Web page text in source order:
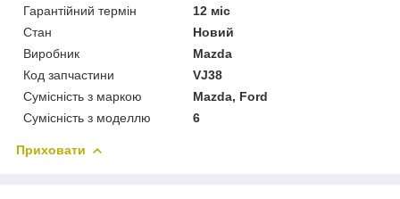
Гарантійний термін
12 міс
Стан
Новий
Виробник
Mazda
Код запчастини
VJ38
Сумісність з маркою
Mazda, Ford
Сумісність з моделлю
6
Приховати